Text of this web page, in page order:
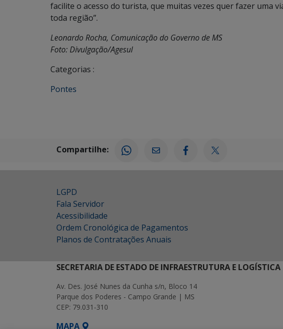
facilite o acesso do turista, que muitas vezes quer fazer uma
toda região”.
Leonardo Rocha, Comunicação do Governo de MS
Foto: Divulgação/Agesul
Categorias :
Pontes
Compartilhe:
LGPD
Fala Servidor
Acessibilidade
Ordem Cronológica de Pagamentos
Planos de Contratações Anuais
SECRETARIA DE ESTADO DE INFRAESTRUTURA E LOGÍSTICA
Av. Des. José Nunes da Cunha s/n, Bloco 14
Parque dos Poderes - Campo Grande | MS
CEP: 79.031-310
MAPA